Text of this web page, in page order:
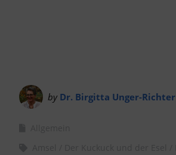
by Dr. Birgitta Unger-Richter